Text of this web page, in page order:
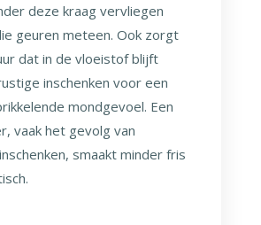
deze kraag vervliegen
geuren meteen. Ook zorgt
dat in de vloeistof blijft
inschenken voor een
mondgevoel. Een
vaak het gevolg van
smaakt minder fris